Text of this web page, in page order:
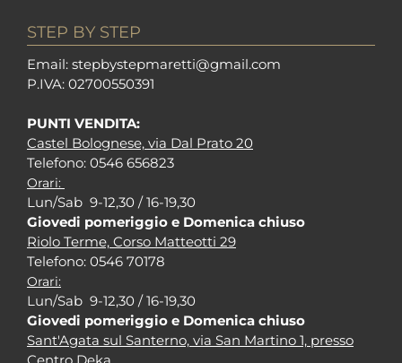
STEP BY STEP
Email: stepbystepmaretti@gmail.com
P.IVA: 02700550391
PUNTI VENDITA:
Castel Bolognese, via Dal Prato 20
Telefono: 0546 656823
Orari:
Lun/Sab 9-12,30 / 16-19,30
Giovedi pomeriggio e Domenica chiuso
Riolo Terme, Corso Matteotti 29
Telefono: 0546 70178
Orari:
Lun/Sab 9-12,30 / 16-19,30
Giovedi pomeriggio e Domenica chiuso
Sant'Agata sul Santerno, via San Martino 1, presso